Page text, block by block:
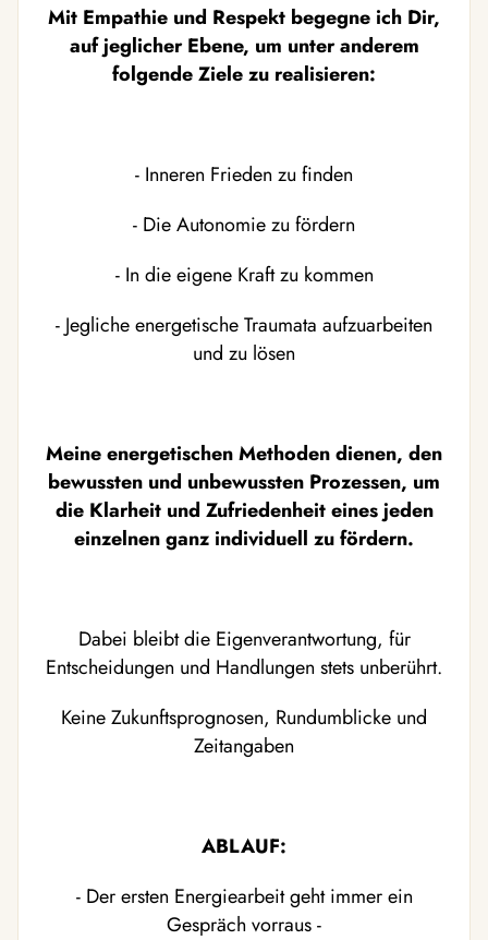
Mit Empathie und Respekt begegne ich Dir,
auf jeglicher Ebene, um unter anderem
folgende Ziele zu realisieren:
- Inneren Frieden zu finden
- Die Autonomie zu fördern
- In die eigene Kraft zu kommen
- Jegliche energetische Traumata aufzuarbeiten
und zu lösen
Meine energetischen Methoden dienen, den
bewussten und unbewussten Prozessen, um
die Klarheit und Zufriedenheit eines jeden
einzelnen ganz individuell zu fördern.
Dabei bleibt die Eigenverantwortung, für
Entscheidungen und Handlungen stets unberührt.
Keine Zukunftsprognosen, Rundumblicke und
Zeitangaben
ABLAUF:
- Der ersten Energiearbeit geht immer ein
Gespräch vorraus -